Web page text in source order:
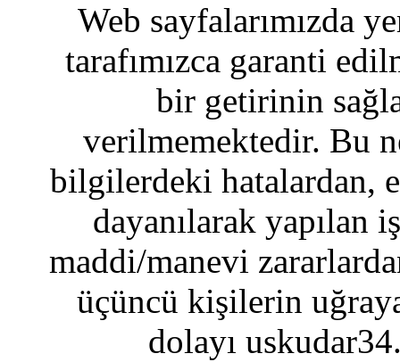
Web sayfalarımızda
tarafımızca garanti
bir getirinin
verilmemektedir. Bu
bilgilerdeki hatalardan,
dayanılarak yapılan
maddi/manevi
üçüncü kişilerin
dolayı